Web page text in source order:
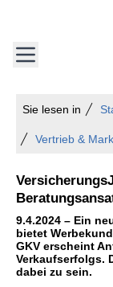
Sie lesen in
Vertrieb &
9.4.2024 – Ein
bietet
GKV erscheint
Verkaufserfolgs.
dabei zu sein.